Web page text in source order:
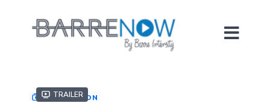
Trailer
COLLECTION